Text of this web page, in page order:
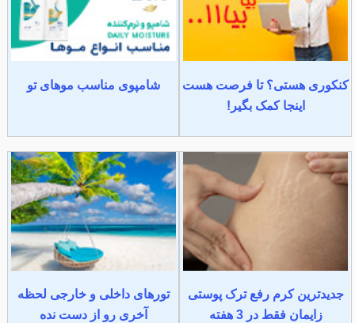
کنکوری هستی؟ تا فرصت هست
اینجا کمک بگیر!
شامپوی مناسب موهای تو
جدیدترین کرم رفع ترک پوستی
زایمان فقط در 3 هفته
تورهای داخلی و خارجی لحظه
آخری رو از دست نده